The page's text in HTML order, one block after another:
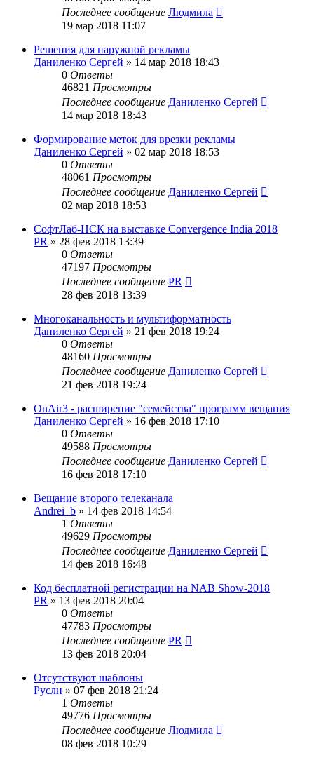
Последнее сообщение Людмила
19 мар 2018 11:07
Решения для наружной рекламы
Даниленко Сергей » 14 мар 2018 18:43
0 Ответы
46821 Просмотры
Последнее сообщение Даниленко Сергей
14 мар 2018 18:43
Формирование меток для врезки рекламы
Даниленко Сергей » 02 мар 2018 18:53
0 Ответы
48061 Просмотры
Последнее сообщение Даниленко Сергей
02 мар 2018 18:53
СофтЛаб-НСК на выставке Convergence India 2018
PR » 28 фев 2018 13:39
0 Ответы
47197 Просмотры
Последнее сообщение PR
28 фев 2018 13:39
Многоканальность и мультиформатность
Даниленко Сергей » 21 фев 2018 19:24
0 Ответы
48160 Просмотры
Последнее сообщение Даниленко Сергей
21 фев 2018 19:24
OnAir3 - расширение "семейства" программ вещания
Даниленко Сергей » 16 фев 2018 17:10
0 Ответы
49588 Просмотры
Последнее сообщение Даниленко Сергей
16 фев 2018 17:10
Вещание второго телеканала
Andrei_b » 14 фев 2018 14:54
1 Ответы
49629 Просмотры
Последнее сообщение Даниленко Сергей
14 фев 2018 16:48
Код бесплатной регистрации на NAB Show-2018
PR » 13 фев 2018 20:04
0 Ответы
47783 Просмотры
Последнее сообщение PR
13 фев 2018 20:04
Отсутствуют шаблоны
Руслн » 07 фев 2018 21:24
1 Ответы
49776 Просмотры
Последнее сообщение Людмила
08 фев 2018 10:29